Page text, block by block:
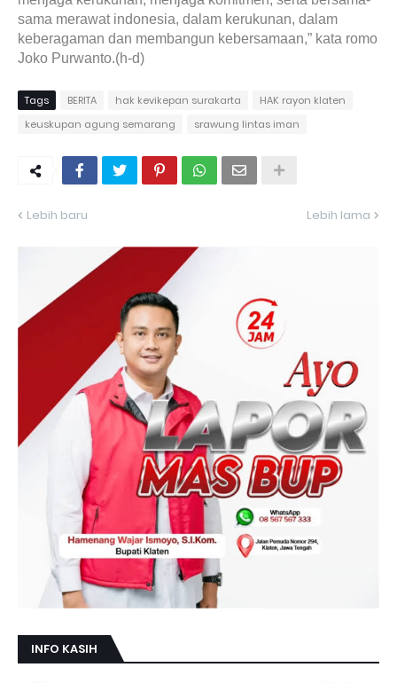
sama merawat indonesia, dalam kerukunan, dalam
keberagaman dan membangun kebersamaan,” kata romo
Joko Purwanto.(h-d)
Tags BERITA hak kevikepan surakarta
HAK rayon klaten
keuskupan agung semarang
srawung lintas iman
Lebih baru Lebih lama
INFO KASIH